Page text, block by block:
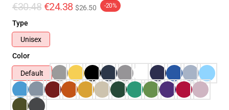
€30.48 €24.38 $26.50 -20%
Type
Unisex
Color
Default